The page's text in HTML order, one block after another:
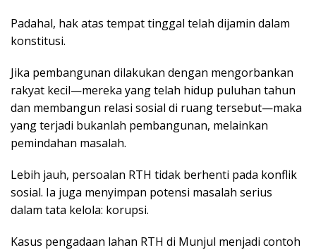
Padahal, hak atas tempat tinggal telah dijamin dalam
konstitusi.
Jika pembangunan dilakukan dengan mengorbankan
rakyat kecil—mereka yang telah hidup puluhan tahun
dan membangun relasi sosial di ruang tersebut—maka
yang terjadi bukanlah pembangunan, melainkan
pemindahan masalah.
Lebih jauh, persoalan RTH tidak berhenti pada konflik
sosial. Ia juga menyimpan potensi masalah serius
dalam tata kelola: korupsi.
Kasus pengadaan lahan RTH di Munjul menjadi contoh